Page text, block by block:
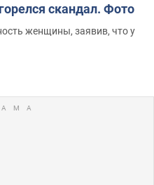
скандал. Фото
женщины, заявив, что у